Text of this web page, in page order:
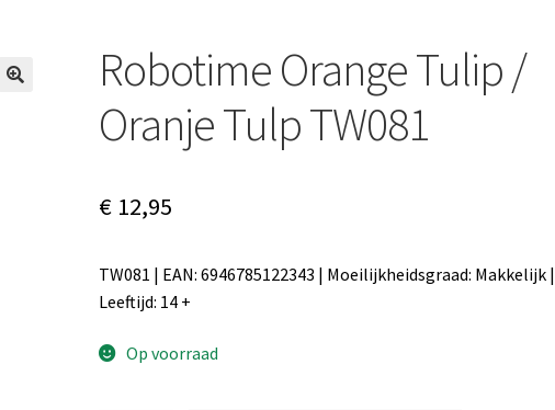
Robotime Orange Tulip /
Oranje Tulp TW081
€ 12,95
TW081 | EAN: 6946785122343 | Moeilijkheidsgraad: Makkelijk |
Leeftijd: 14 +
Op voorraad